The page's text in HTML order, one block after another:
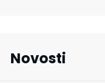
Novosti